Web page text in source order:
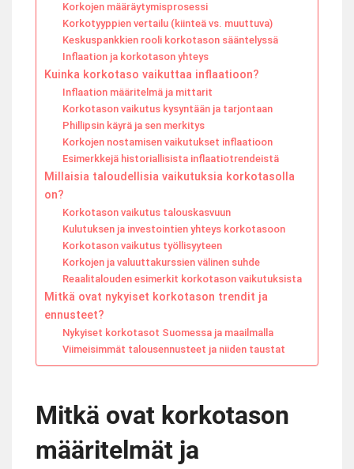
Korkojen määräytymisprosessi
Korkotyyppien vertailu (kiinteä vs. muuttuva)
Keskuspankkien rooli korkotason sääntelyssä
Inflaation ja korkotason yhteys
Kuinka korkotaso vaikuttaa inflaatioon?
Inflaation määritelmä ja mittarit
Korkotason vaikutus kysyntään ja tarjontaan
Phillipsin käyrä ja sen merkitys
Korkojen nostamisen vaikutukset inflaatioon
Esimerkkejä historiallisista inflaatiotrendeistä
Millaisia taloudellisia vaikutuksia korkotasolla
on?
Korkotason vaikutus talouskasvuun
Kulutuksen ja investointien yhteys korkotasoon
Korkotason vaikutus työllisyyteen
Korkojen ja valuuttakurssien välinen suhde
Reaalitalouden esimerkit korkotason vaikutuksista
Mitkä ovat nykyiset korkotason trendit ja
ennusteet?
Nykyiset korkotasot Suomessa ja maailmalla
Viimeisimmät talousennusteet ja niiden taustat
Mitkä ovat korkotason
määritelmät ja